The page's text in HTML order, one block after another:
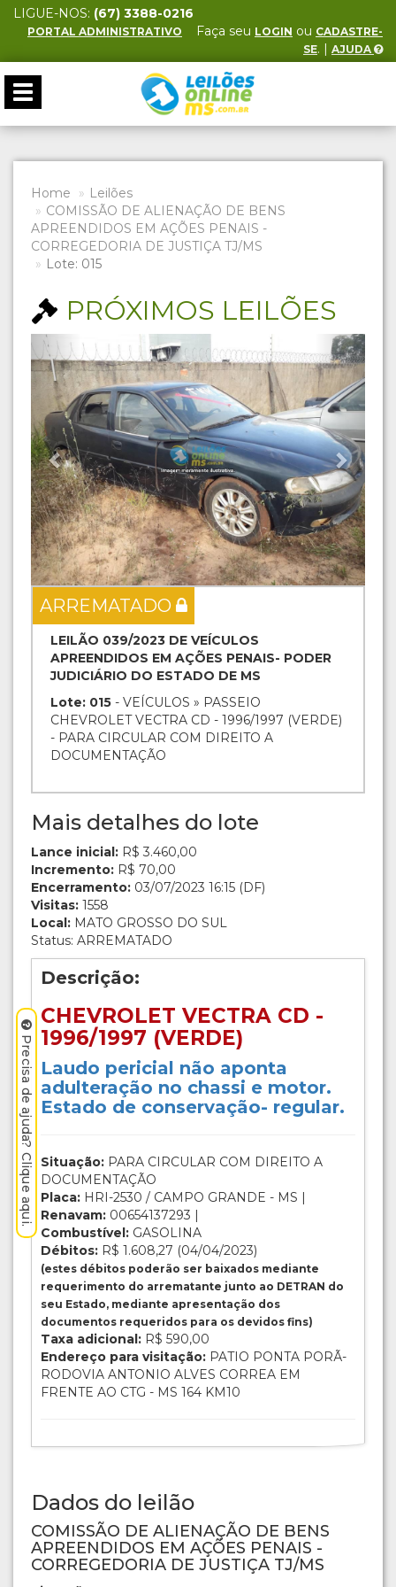
LIGUE-NOS: (67) 3388-0216
PORTAL ADMINISTRATIVO Faça seu LOGIN ou CADASTRE-
SE. | AJUDA
Toggle
navigation
Home
Leilões
COMISSÃO DE ALIENAÇÃO DE BENS
APREENDIDOS EM AÇÕES PENAIS -
CORREGEDORIA DE JUSTIÇA TJ/MS
Lote: 015
PRÓXIMOS LEILÕES
Previous Next
ARREMATADO
LEILÃO 039/2023 DE VEÍCULOS
APREENDIDOS EM AÇÕES PENAIS- PODER
JUDICIÁRIO DO ESTADO DE MS
Lote: 015 - VEÍCULOS » PASSEIO
CHEVROLET VECTRA CD - 1996/1997 (VERDE)
- PARA CIRCULAR COM DIREITO A
DOCUMENTAÇÃO
Mais detalhes do lote
Lance inicial: R$ 3.460,00
Incremento: R$ 70,00
Encerramento: 03/07/2023 16:15 (DF)
Visitas: 1558
Local: MATO GROSSO DO SUL
Status: ARREMATADO
Descrição:
CHEVROLET VECTRA CD -
1996/1997 (VERDE)
Laudo pericial não aponta
adulteração no chassi e motor.
Estado de conservação- regular.
Situação: PARA CIRCULAR COM DIREITO A
DOCUMENTAÇÃO
Placa: HRI-2530 / CAMPO GRANDE - MS |
Renavam: 00654137293 |
Combustível: GASOLINA
Débitos: R$ 1.608,27 (04/04/2023)
(estes débitos poderão ser baixados mediante
requerimento do arrematante junto ao DETRAN do
seu Estado, mediante apresentação dos
documentos requeridos para os devidos fins)
Taxa adicional: R$ 590,00
Endereço para visitação: PATIO PONTA PORÃ-
RODOVIA ANTONIO ALVES CORREA EM
FRENTE AO CTG - MS 164 KM10
Dados do leilão
COMISSÃO DE ALIENAÇÃO DE BENS
APREENDIDOS EM AÇÕES PENAIS -
CORREGEDORIA DE JUSTIÇA TJ/MS
Precisa de ajuda? Clique aqui.